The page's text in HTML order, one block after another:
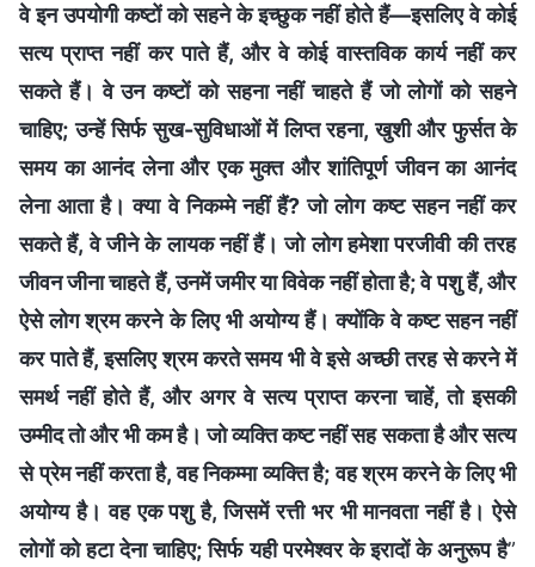
वे इन उपयोगी कष्टों को सहने के इच्छुक नहीं होते हैं—इसलिए वे कोई
सत्य प्राप्त नहीं कर पाते हैं, और वे कोई वास्तविक कार्य नहीं कर
सकते हैं। वे उन कष्टों को सहना नहीं चाहते हैं जो लोगों को सहने
चाहिए; उन्हें सिर्फ सुख-सुविधाओं में लिप्त रहना, खुशी और फुर्सत के
समय का आनंद लेना और एक मुक्त और शांतिपूर्ण जीवन का आनंद
लेना आता है। क्या वे निकम्मे नहीं हैं? जो लोग कष्ट सहन नहीं कर
सकते हैं, वे जीने के लायक नहीं हैं। जो लोग हमेशा परजीवी की तरह
जीवन जीना चाहते हैं, उनमें जमीर या विवेक नहीं होता है; वे पशु हैं, और
ऐसे लोग श्रम करने के लिए भी अयोग्य हैं। क्योंकि वे कष्ट सहन नहीं
कर पाते हैं, इसलिए श्रम करते समय भी वे इसे अच्छी तरह से करने में
समर्थ नहीं होते हैं, और अगर वे सत्य प्राप्त करना चाहें, तो इसकी
उम्मीद तो और भी कम है। जो व्यक्ति कष्ट नहीं सह सकता है और सत्य
से प्रेम नहीं करता है, वह निकम्मा व्यक्ति है; वह श्रम करने के लिए भी
अयोग्य है। वह एक पशु है, जिसमें रत्ती भर भी मानवता नहीं है। ऐसे
लोगों को हटा देना चाहिए; सिर्फ यही परमेश्वर के इरादों के अनुरूप है”